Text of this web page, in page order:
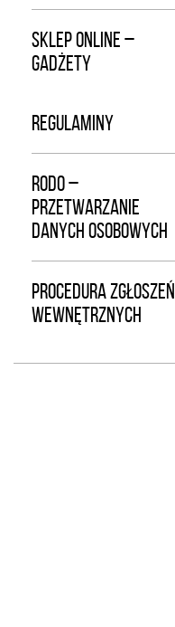
SKLEP ONLINE –
GADŻETY
REGULAMINY
RODO –
PRZETWARZANIE
DANYCH OSOBOWYCH
PROCEDURA ZGŁOSZEŃ
WEWNĘTRZNYCH